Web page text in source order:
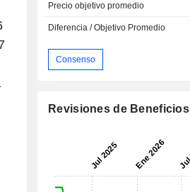
Precio objetivo promedio
Diferencia / Objetivo Promedio
Consenso
Revisiones de Beneficios